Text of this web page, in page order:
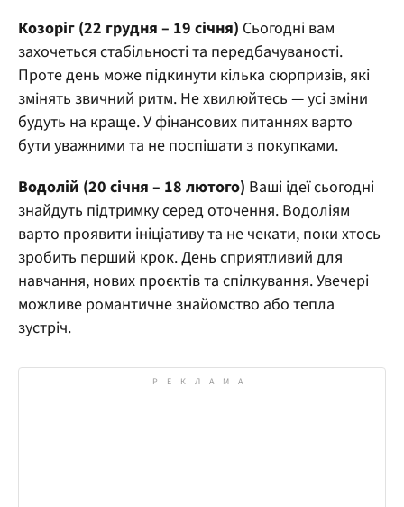
Козоріг (22 грудня – 19 січня) Сьогодні вам
захочеться стабільності та передбачуваності.
Проте день може підкинути кілька сюрпризів, які
змінять звичний ритм. Не хвилюйтесь — усі зміни
будуть на краще. У фінансових питаннях варто
бути уважними та не поспішати з покупками.
Водолій (20 січня – 18 лютого) Ваші ідеї сьогодні
знайдуть підтримку серед оточення. Водоліям
варто проявити ініціативу та не чекати, поки хтось
зробить перший крок. День сприятливий для
навчання, нових проєктів та спілкування. Увечері
можливе романтичне знайомство або тепла
зустріч.